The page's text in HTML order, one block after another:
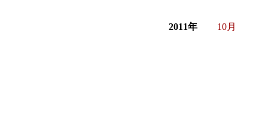
2011年 10月